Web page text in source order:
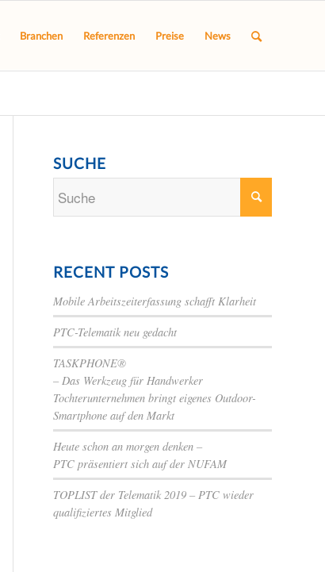
Branchen Referenzen Preise News
SUCHE
RECENT POSTS
Mobile Arbeitszeiterfassung schafft Klarheit
PTC-Telematik neu gedacht
TASKPHONE®
– Das Werkzeug für Handwerker
Tochterunternehmen bringt eigenes Outdoor-
Smartphone auf den Markt
Heute schon an morgen denken –
PTC präsentiert sich auf der NUFAM
TOPLIST der Telematik 2019 – PTC wieder
qualifiziertes Mitglied